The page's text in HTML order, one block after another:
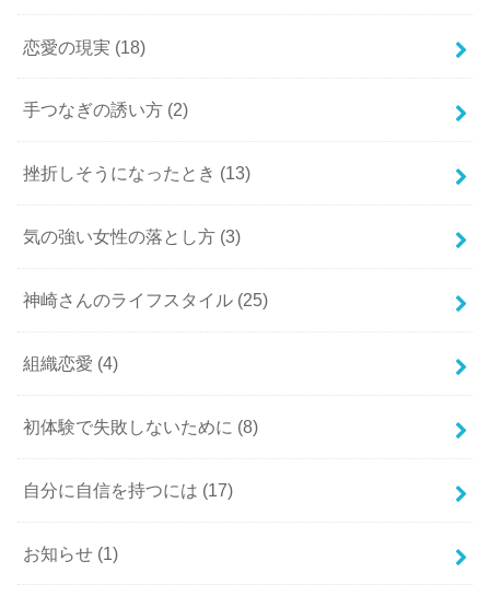
恋愛の現実 (18)
手つなぎの誘い方 (2)
挫折しそうになったとき (13)
気の強い女性の落とし方 (3)
神崎さんのライフスタイル (25)
組織恋愛 (4)
初体験で失敗しないために (8)
自分に自信を持つには (17)
お知らせ (1)